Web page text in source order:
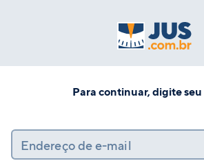
Para continuar, digite
Endereço de e-mail